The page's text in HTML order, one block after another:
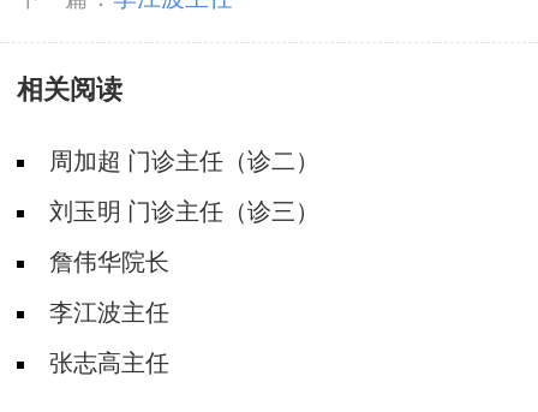
会诊‌
相关阅读
周加超 门诊主任（诊二）
刘玉明 门诊主任（诊三）
詹伟华院长
李江波主任
张志高主任